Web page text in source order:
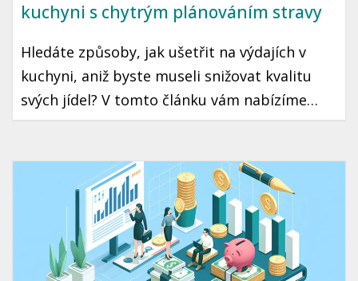
kuchyni s chytrým plánováním stravy
Hledáte způsoby, jak ušetřit na výdajích v
kuchyni, aniž byste museli snižovat kvalitu
svých jídel? V tomto článku vám nabízíme
praktické tipy, jak s chytrým plánováním
pokrmy. Zaměříme se na strategie, které jsou
snadno aplikovatelné a přizpůsobené
českému prostředí.